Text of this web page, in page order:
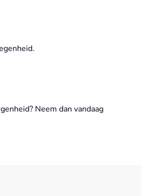
Neem dan vandaag